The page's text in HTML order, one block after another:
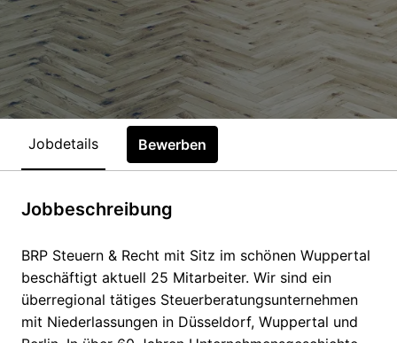
Jobdetails Bewerben
Jobbeschreibung
BRP Steuern & Recht mit Sitz im schönen Wuppertal
beschäftigt aktuell 25 Mitarbeiter. Wir sind ein
überregional tätiges Steuerberatungsunternehmen
mit Niederlassungen in Düsseldorf, Wuppertal und